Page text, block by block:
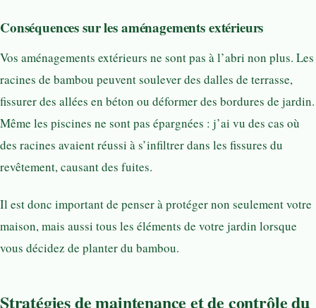
Conséquences sur les aménagements extérieurs
Vos aménagements extérieurs ne sont pas à l’abri non plus. Les
racines de bambou peuvent soulever des dalles de terrasse,
fissurer des allées en béton ou déformer des bordures de jardin.
Même les piscines ne sont pas épargnées : j’ai vu des cas où
des racines avaient réussi à s’infiltrer dans les fissures du
revêtement, causant des fuites.
Il est donc important de penser à protéger non seulement votre
maison, mais aussi tous les éléments de votre jardin lorsque
vous décidez de planter du bambou.
Stratégies de maintenance et de contrôle du